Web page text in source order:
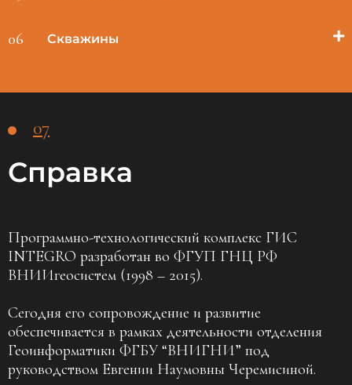
06 Скважины
07
Справка
Программно-технологический комплекс ГИС
INTEGRO разработан во ФГУП ГНЦ РФ
ВНИИгеосистем (1998 – 2015).
Сегодня его сопровождение и развитие
обеспечивается в рамках деятельности отделения
Геоинформатики ФГБУ “ВНИГНИ” под
руководством Евгении Наумовны Черемисиной.